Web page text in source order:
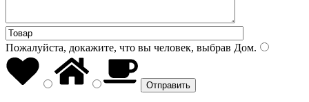
Пожалуйста, докажите, что вы человек, выбрав Дом.